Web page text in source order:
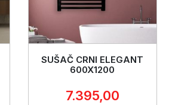
SUŠAČ CRNI ELEGANT
600X1200
7.395,00